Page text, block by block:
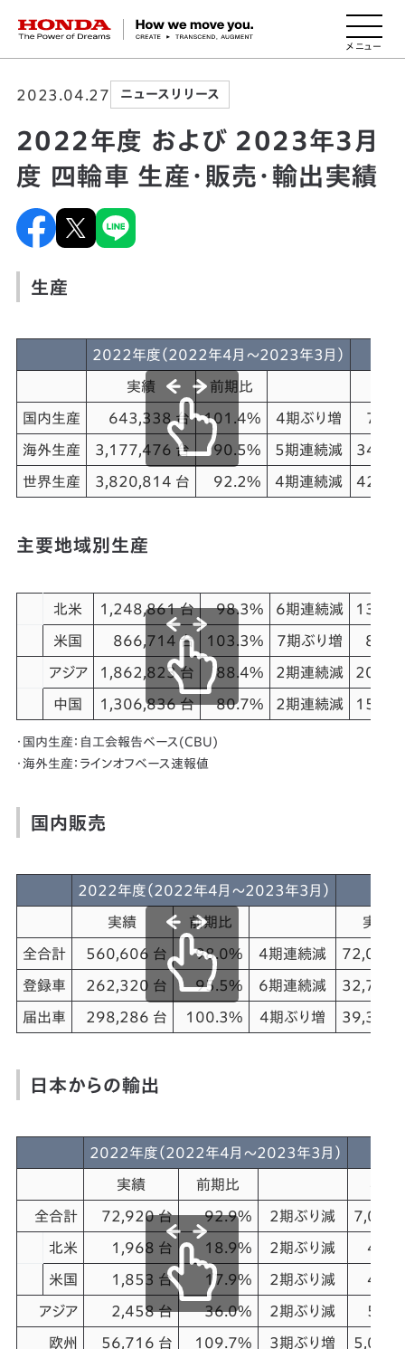
HONDA The Power of Dreams
2023.04.27 ニュースリリース
2022年度 および 2023年3月
度 四輪車 生産・販売・輸出実績
生産
2022年度（2022年4月～2023年3月）
実績 前期比
国内生産 643,338 台 101.4% 4期ぶり増
海外生産 3,177,476 台 90.5% 5期連続減
世界生産 3,820,814 台 92.2% 4期連続減
主要地域別生産
北米 1,248,861 台 98.3% 6期連続減
米国 866,714 台 103.3% 7期ぶり増
アジア 1,862,823 台 88.4% 2期連続減
中国 1,306,836 台 80.7% 2期連続減
・国内生産：自工会報告ベース(CBU)
・海外生産：ラインオフベース速報値
国内販売
2022年度（2022年4月～2023年3月）
実績 前期比 実績
全合計 560,606 台 98.0% 4期連続減 72,097
登録車 262,320 台 95.5% 6期連続減 32,705
届出車 298,286 台 100.3% 4期ぶり増 39,392
日本からの輸出
2022年度（2022年4月～2023年3月）
実績 前期比
全合計 72,920 台 92.9% 2期ぶり減 7,073
北米 1,968 台 18.9% 2期ぶり減 453
米国 1,853 台 17.9% 2期ぶり減 453
アジア 2,458 台 36.0% 2期ぶり減 547
欧州 56,716 台 109.7% 3期ぶり増 5,066